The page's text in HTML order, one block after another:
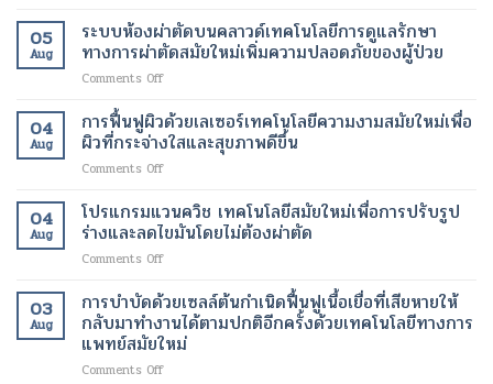
สุขภาพ
ดี
และ
ขึ้น
เฉพาะ
จุด
และ
เร่ง
การ
เผา
เทคโนโลยี
สมัย
ใหม่
ลด
น้ำ
หนัก
สแกน
fMRI
เพื่อ
ช่วย
ผู้
ป่วย
เทคโนโลยี
ทางการ
เปลี่ยนแปลง
ชีวิต
ของ
ผู้
05
Aug
ระบบห้องผ่าตัดบนคลาวด์เทคโนโลยีการดูแลรักษา
ทางการผ่าตัดสมัยใหม่เพิ่มความปลอดภัยของผู้ป่วย
Comments Offon
ห้อง
ผ่าตัด
บน
คลา
เทคโนโลยี
การ
ผ่าตัด
สมัย
ใหม่
04
Aug
การฟื้นฟูผิวด้วยเลเซอร์เทคโนโลยีความงามสมัยใหม่เพื่อ
ผิวที่กระจ่างใสและสุขภาพดีขึ้น
Comments Offon
ฟื้นฟู
ผิว
ด้วย
เลเซอร์
ความ
งาม
สมัย
ใหม่
เพื่อ
04
Aug
โปรแกรมแวนควิช เทคโนโลยีสมัยใหม่เพื่อการปรับรูป
ร่างและลดไขมันโดยไม่ต้องผ่าตัด
Comments Offon
แก
รม
แวน
ควิช
เทคโนโลยี
03
Aug
การบำบัดด้วยเซลล์ต้นกำเนิดฟื้นฟูเนื้อเยื่อที่เสียหายให้
กลับมาทำงานได้ตามปกติอีกครั้งด้วยเทคโนโลยีทางการ
แพทย์สมัยใหม่
Comments Offon